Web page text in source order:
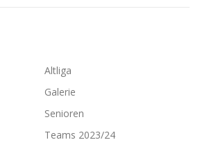
Altliga
Galerie
Senioren
Teams 2023/24